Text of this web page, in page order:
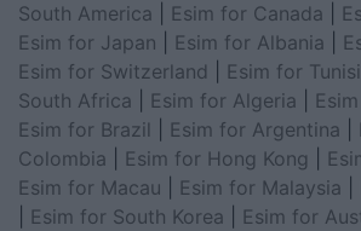
South America
Esim for Canada
Esim for Japan
Esim for Albania
Esim for Switzerland
Esim for
South Africa
Esim for Algeria
Esim for Brazil
Esim for Argentina
Colombia
Esim for Hong Kong
Esim for Macau
Esim for Malaysia
Esim for South Korea Esim for